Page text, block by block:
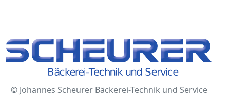
© Johannes Scheurer Bäckerei-Technik und Service